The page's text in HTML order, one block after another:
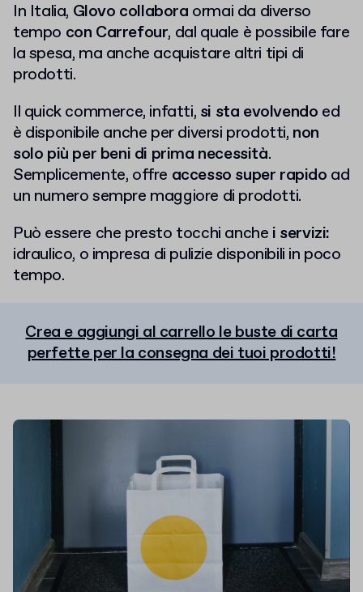
In Italia, Glovo collabora ormai da diverso
tempo con Carrefour, dal quale è possibile fare
la spesa, ma anche acquistare altri tipi di
prodotti.
Il quick commerce, infatti, si sta evolvendo ed
è disponibile anche per diversi prodotti, non
solo più per beni di prima necessità.
Semplicemente, offre accesso super rapido ad
un numero sempre maggiore di prodotti.
Può essere che presto tocchi anche i servizi:
idraulico, o impresa di pulizie disponibili in poco
tempo.
Crea e aggiungi al carrello le buste di carta
perfette per la consegna dei tuoi prodotti!